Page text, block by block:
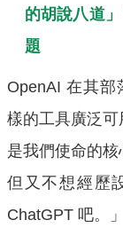
的胡說八道
題
OpenAI 在其
樣的工具廣泛
是我們使命的
但又不想經歷
ChatGPT 吧。」